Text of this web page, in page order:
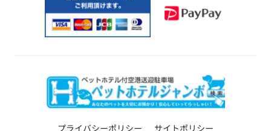
プライバシーポリシー サイトポリシー